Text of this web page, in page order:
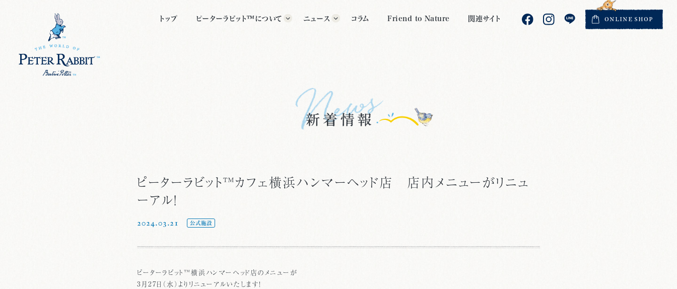
トップ ピーターラビット™について ニュース コラム Friend to Nature 関連サイト ONLINE SHOP
ピーターラビット™カフェ横浜ハンマーヘッド店 店内メニューがリニュ
ーアル！
2024.03.21 公式施設
ピーターラビット™横浜ハンマーヘッド店のメニューが
3月27日（水）よりリニューアルいたします！